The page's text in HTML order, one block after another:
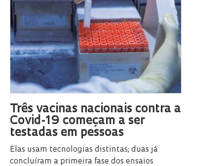
Três vacinas nacionais contra a
Covid-19 começam a ser
testadas em pessoas
Elas usam tecnologias distintas; duas já
concluíram a primeira fase dos ensaios